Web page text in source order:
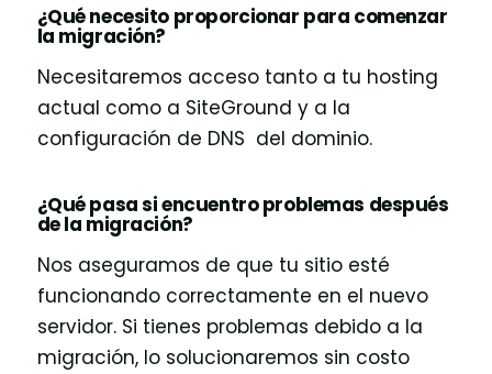
¿Qué necesito proporcionar para comenzar
la migración?
Necesitaremos acceso tanto a tu hosting
actual como a SiteGround y a la
configuración de DNS del dominio.
¿Qué pasa si encuentro problemas después
de la migración?
Nos aseguramos de que tu sitio esté
funcionando correctamente en el nuevo
servidor. Si tienes problemas debido a la
migración, lo solucionaremos sin costo